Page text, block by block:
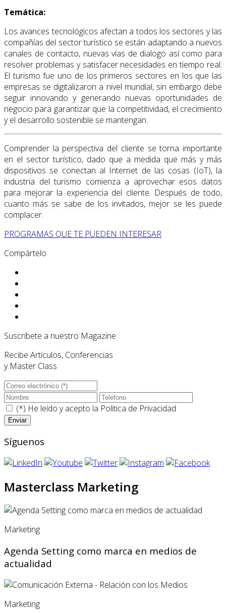
Temática:
Los avances tecnológicos afectan a todos los sectores y las
compañías del sector turístico se están adaptando a nuevos
canales de contacto, nuevas vías de dialogo así como para
resolver problemas y satisfacer necesidades en tiempo real.
El turismo fue uno de los primeros sectores en los que las
empresas se digitalizaron a nivel mundial, sin embargo debe
seguir innovando y generando nuevas oportunidades de
negocio para garantizar que la competitividad, el crecimiento
y el desarrollo sostenible se mantengan.
Comprender la perspectiva del cliente se torna importante
en el sector turístico, dado que a medida que más y más
dispositivos se conectan al Internet de las cosas (IoT), la
industria del turismo comienza a aprovechar esos datos
para mejorar la experiencia del cliente. Después de todo,
cuanto más se sabe de los invitados, mejor se les puede
complacer.
PROGRAMAS QUE TE PUEDEN INTERESAR
Compártelo
Suscríbete a nuestro Magazine
Recibe Artículos, Conferencias
y Master Class
(*) He leído y acepto la Politica de Privacidad
Síguenos
Masterclass Marketing
Marketing
Agenda Setting como marca en medios de
actualidad
Marketing